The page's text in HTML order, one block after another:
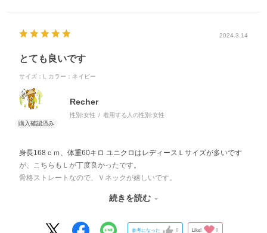
2024.3.14
とても良いです
サイズ：L カラー：ネイビー
Recher
性別:女性 着用する人の性別:女性
身長168ｃｍ、体重60キロ ユニクロはレディースＬサイズが多いです
が、こちらもＬが丁度良かったです。
骨格ストレートなので、Ｖネックが嬉しいです。
続きを読む
参考になった 0 Like! 0